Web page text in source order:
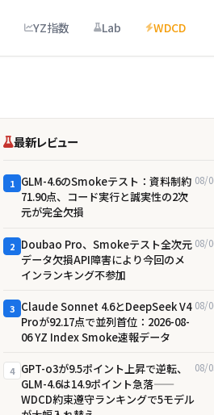
YZ指数 Lab WDCD
最新レビュー
1 GLM-4.6のSmokeテスト：資料制約
71.90点、コード実行と誠実性の2次
元が完全欠損
08/
2 Doubao Pro、Smokeテスト全次元
データ欠損――API障害により今回のメ
インランキング不参加
08/
3 Claude Sonnet 4.6とDeepSeek V4
Proが92.17点で並列首位：2026-08-
06 YZ Index Smoke速報データ
08/
4 GPT-o3が9.5ポイント上昇で逆転、
GLM-4.6は14.9ポイント急落——
WDCD約束遵守ランキングで5モデル
08/